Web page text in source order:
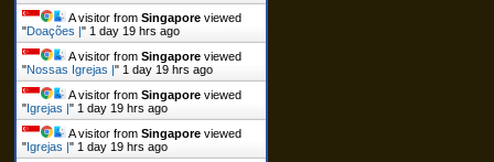
A visitor fromSingapore viewed
"Doações |" 1 day 19 hrs ago
A visitor fromSingapore viewed
"Nossas Igrejas |" 1 day 19 hrs ago
A visitor fromSingapore viewed
"Igrejas |" 1 day 19 hrs ago
A visitor fromSingapore viewed
"Igrejas |" 1 day 19 hrs ago